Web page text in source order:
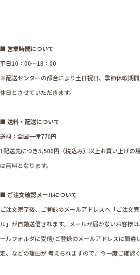
■ 営業時間について
平日10：00～18：00
※配送センターの都合により土日祝日、季節休暇期
休日とさせていただきます。
■ 送料・配送について
送料：全国一律770円
1配送先につき5,500円（税込み）以上お買い上げの
は無料となります。
■ ご注文確認メールについて
ご注文完了後、ご登録のメールアドレスへ「ご注文
ル」が自動送信されます。メールが届かないお客様
ールフォルダに受信/ご登録のメールアドレスに間違
定、などの理由が 考えられますので、今一度ご確認く